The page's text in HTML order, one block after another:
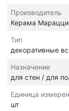
Производитель
Керама Марацци
Тип
декоративные
Назначение
для стен / для
Единица
шт